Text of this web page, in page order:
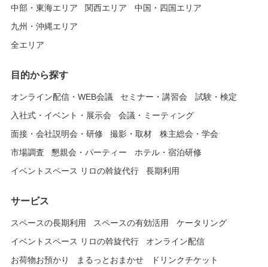
中部・東海エリア
関西エリア
中国・四国エリア
九州・沖縄エリア
全エリア
目的から探す
オンライン配信・WEB会議 セミナー・講習会
試験・検定
入社式・イベント・展示会
会議・ミーティング
面接・会社説明会・研修
撮影・取材
株主総会・学会
市場調査
懇親会・パーティー
ホテル・宿泊研修
イベントスペース リロの斡旋代行
長期利用
サービス
スペースの長期利用 スペースの有効活用
ケータリング
イベントスペース リロの斡旋代行
オンライン配信
お荷物お預かり
まるっとおまかせ
ドリンクチケット